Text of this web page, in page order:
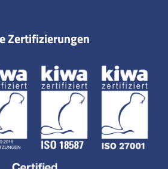
Zertifizierungen